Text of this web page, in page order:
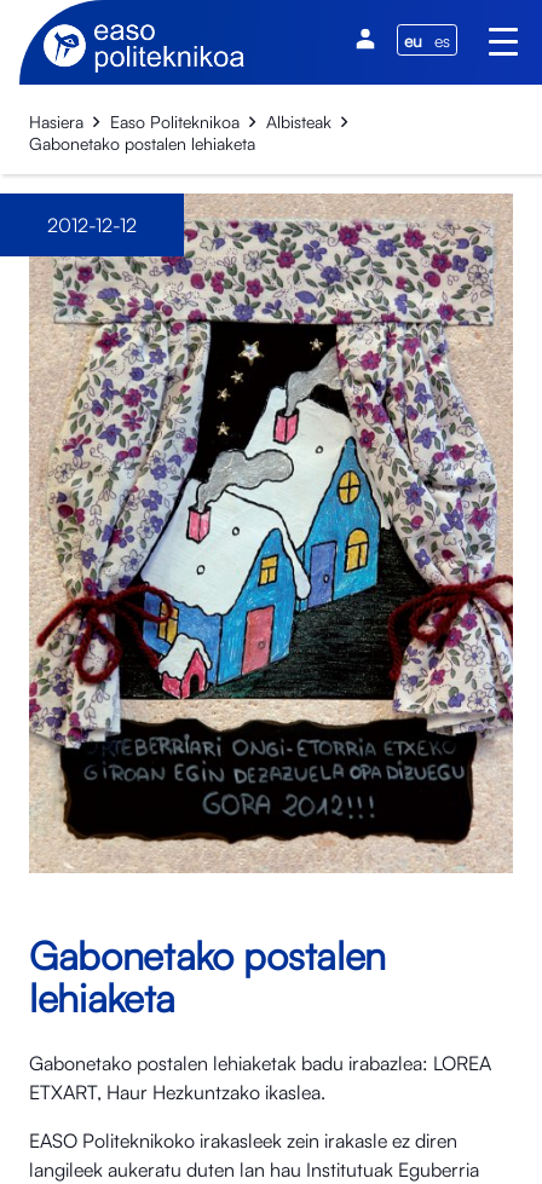
eu es
Hasiera Easo Politeknikoa
Albisteak
Gabonetako postalen lehiaketa
2012-12-12
Gabonetako postalen
lehiaketa
Gabonetako postalen lehiaketak badu irabazlea: LOREA
ETXART, Haur Hezkuntzako ikaslea.
EASO Politeknikoko irakasleek zein irakasle ez diren
langileek aukeratu duten lan hau Institutuak Eguberria